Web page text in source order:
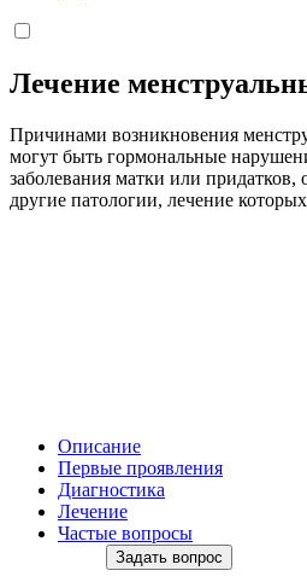
Лечение
Причинами возникновения
могут быть гормональные
заболевания матки или придатков,
другие патологии, лечение
Описание
Первые проявления
Диагностика
Лечение
Частые вопросы
Задать вопрос